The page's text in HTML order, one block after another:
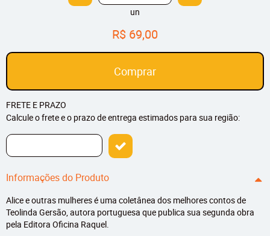
un
R$ 69,00
Comprar
FRETE E PRAZO
Calcule o frete e o prazo de entrega estimados para sua região:
Informações do Produto
Alice e outras mulheres é uma coletânea dos melhores contos de
Teolinda Gersão, autora portuguesa que publica sua segunda obra
pela Editora Oficina Raquel.